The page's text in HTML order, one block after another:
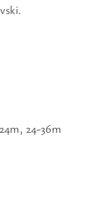
24-36m